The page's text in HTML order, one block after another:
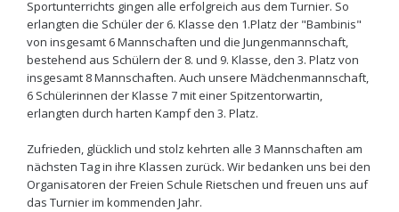
Sportunterrichts gingen alle erfolgreich aus dem Turnier. So
erlangten die Schüler der 6. Klasse den 1.Platz der "Bambinis"
von insgesamt 6 Mannschaften und die Jungenmannschaft,
bestehend aus Schülern der 8. und 9. Klasse, den 3. Platz von
insgesamt 8 Mannschaften. Auch unsere Mädchenmannschaft,
6 Schülerinnen der Klasse 7 mit einer Spitzentorwartin,
erlangten durch harten Kampf den 3. Platz.
Zufrieden, glücklich und stolz kehrten alle 3 Mannschaften am
nächsten Tag in ihre Klassen zurück. Wir bedanken uns bei den
Organisatoren der Freien Schule Rietschen und freuen uns auf
das Turnier im kommenden Jahr.